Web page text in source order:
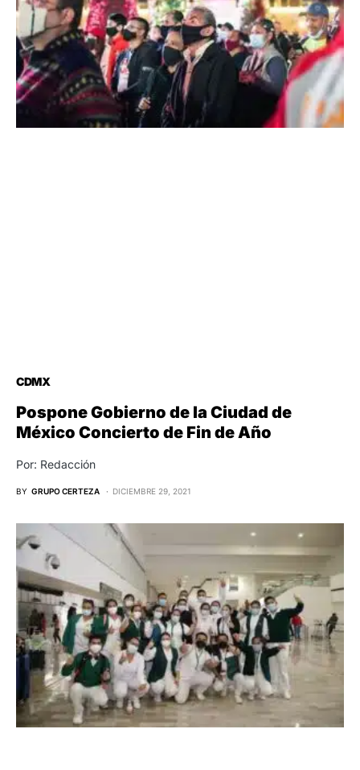
CDMX
Pospone Gobierno de la Ciudad de
México Concierto de Fin de Año
Por: Redacción
BY GRUPO CERTEZA DICIEMBRE 29, 2021